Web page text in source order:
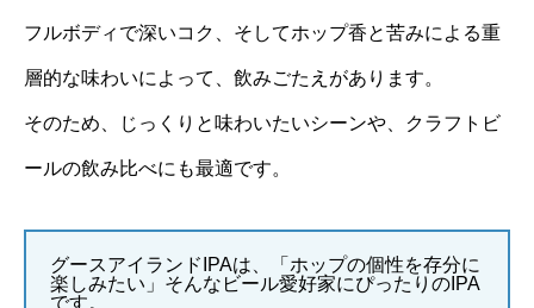
フルボディで深いコク、そしてホップ香と苦みによる重
層的な味わいによって、飲みごたえがあります。
そのため、じっくりと味わいたいシーンや、クラフトビ
ールの飲み比べにも最適です。
グースアイランドIPAは、「ホップの個性を存分に
楽しみたい」そんなビール愛好家にぴったりのIPA
です。